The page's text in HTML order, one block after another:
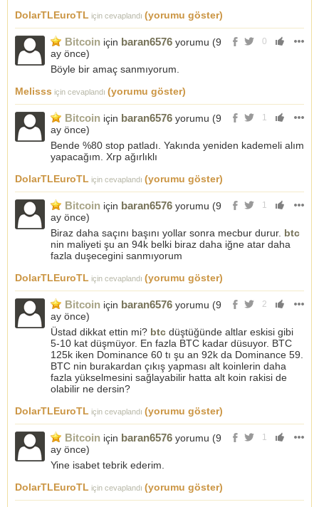
DolarTLEuroTL için cevaplandı (yorumu göster)
0
Bitcoin için baran6576 yorumu (9
ay önce)
Böyle bir amaç sanmıyorum.
Melisss için cevaplandı (yorumu göster)
1
Bitcoin için baran6576 yorumu (9
ay önce)
Bende %80 stop patladı. Yakında yeniden kademeli alım
yapacağım. Xrp ağırlıklı
DolarTLEuroTL için cevaplandı (yorumu göster)
1
Bitcoin için baran6576 yorumu (9
ay önce)
Biraz daha saçını başını yollar sonra mecbur durur. btc
nin maliyeti şu an 94k belki biraz daha iğne atar daha
fazla duşecegini sanmıyorum
DolarTLEuroTL için cevaplandı (yorumu göster)
2
Bitcoin için baran6576 yorumu (9
ay önce)
Üstad dikkat ettin mi? btc düştüğünde altlar eskisi gibi
5-10 kat düşmüyor. En fazla BTC kadar düsuyor. BTC
125k iken Dominance 60 tı şu an 92k da Dominance 59.
BTC nin burakardan çıkış yapması alt koinlerin daha
fazla yükselmesini sağlayabilir hatta alt koin rakisi de
olabilir ne dersin?
DolarTLEuroTL için cevaplandı (yorumu göster)
1
Bitcoin için baran6576 yorumu (9
ay önce)
Yine isabet tebrik ederim.
DolarTLEuroTL için cevaplandı (yorumu göster)